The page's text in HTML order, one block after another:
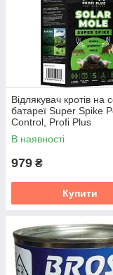
Відлякувач кротів на
батареї Super Spike
Control, Profi Plus
В наявності
979 ₴
Купити